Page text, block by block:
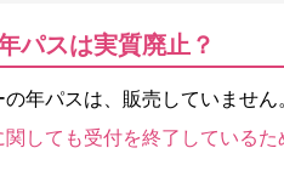
パスは実質廃止？
年パスは、販売していません
しても受付を終了しているた